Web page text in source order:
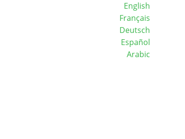
English
Français
Deutsch
Español
Arabic